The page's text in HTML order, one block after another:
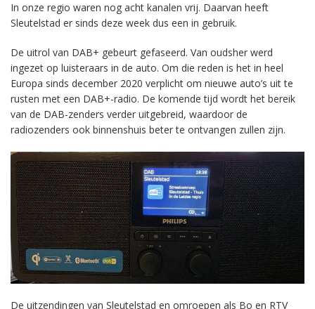
In onze regio waren nog acht kanalen vrij. Daarvan heeft
Sleutelstad er sinds deze week dus een in gebruik.
De uitrol van DAB+ gebeurt gefaseerd. Van oudsher werd
ingezet op luisteraars in de auto. Om die reden is het in heel
Europa sinds december 2020 verplicht om nieuwe auto’s uit te
rusten met een DAB+-radio. De komende tijd wordt het bereik
van de DAB-zenders verder uitgebreid, waardoor de
radiozenders ook binnenshuis beter te ontvangen zullen zijn.
De uitzendingen van Sleutelstad en omroepen als Bo en RTV